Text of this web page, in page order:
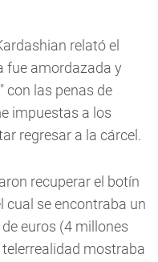
relató el
fue amordazada y
con las penas de
impuestas a los
regresar a la cárcel.
recuperar el botín
cual se encontraba un
euros (4 millones
mostraba